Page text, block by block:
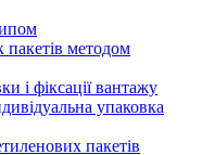
пакетів методом
і фіксації вантажу
упаковка
пакетів